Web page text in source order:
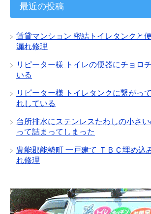
ブ
最近の投稿
賃貸マンション 密結トイレタンクと
漏れ修理
リピーター様 トイレの便器にチョロ
いる
リピーター様 トイレタンクに繋がっ
れしている
台所排水にステンレスたわしの小さ
って詰まってしまった
豊能郡能勢町 一戸建て ＴＢＣ埋め込
れ修理